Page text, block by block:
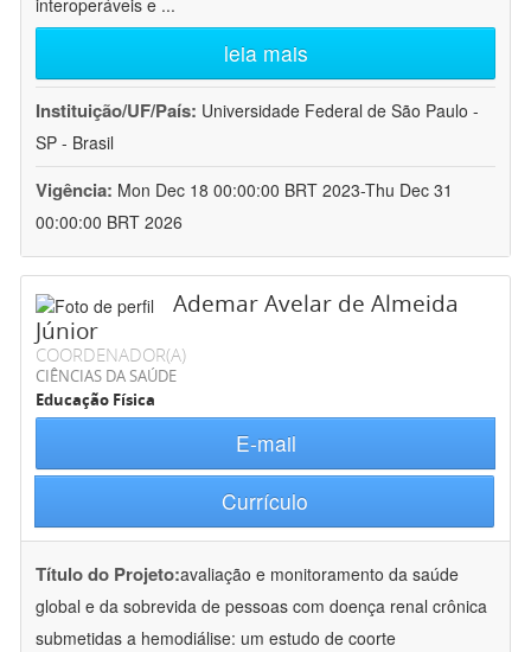
interoperáveis e ...
leia mais
Instituição/UF/País: Universidade Federal de São Paulo -
SP - Brasil
Vigência: Mon Dec 18 00:00:00 BRT 2023-Thu Dec 31
00:00:00 BRT 2026
Ademar Avelar de Almeida
Júnior
COORDENADOR(A)
CIÊNCIAS DA SAÚDE
Educação Física
E-mail
Currículo
Título do Projeto:avaliação e monitoramento da saúde
global e da sobrevida de pessoas com doença renal crônica
submetidas a hemodiálise: um estudo de coorte